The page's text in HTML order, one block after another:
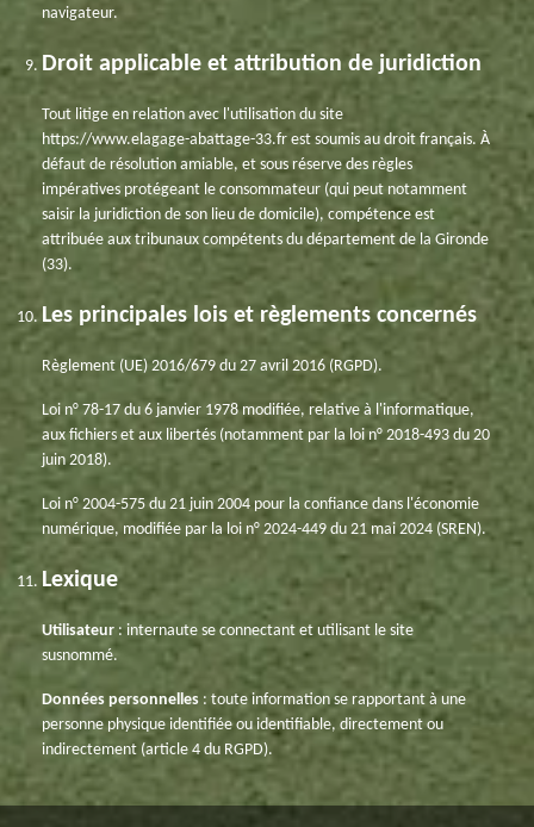
navigateur.
Droit applicable et attribution de juridiction
Tout litige en relation avec l'utilisation du site
https://www.elagage-abattage-33.fr est soumis au droit français. À
défaut de résolution amiable, et sous réserve des règles
impératives protégeant le consommateur (qui peut notamment
saisir la juridiction de son lieu de domicile), compétence est
attribuée aux tribunaux compétents du département de la Gironde
(33).
Les principales lois et règlements concernés
Règlement (UE) 2016/679 du 27 avril 2016 (RGPD).
Loi n° 78-17 du 6 janvier 1978 modifiée, relative à l'informatique,
aux fichiers et aux libertés (notamment par la loi n° 2018-493 du 20
juin 2018).
Loi n° 2004-575 du 21 juin 2004 pour la confiance dans l'économie
numérique, modifiée par la loi n° 2024-449 du 21 mai 2024 (SREN).
Lexique
Utilisateur : internaute se connectant et utilisant le site
susnommé.
Données personnelles : toute information se rapportant à une
personne physique identifiée ou identifiable, directement ou
indirectement (article 4 du RGPD).